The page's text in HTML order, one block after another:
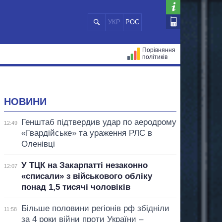
УКР РОС
Порівняння
політиків
НОВИНИ
12:49
Генштаб підтвердив удар по аеродрому
«Гвардійське» та ураження РЛС в
Оленівці
12:07
У ТЦК на Закарпатті незаконно
«списали» з військового обліку
понад 1,5 тисячі чоловіків
11:58
Більше половини регіонів рф збідніли
за 4 роки війни проти України –